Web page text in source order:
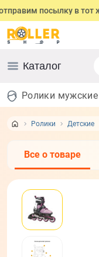
посылку в тот же день.
Каталог
Ролики мужские
Ролики Детские
Все о товаре